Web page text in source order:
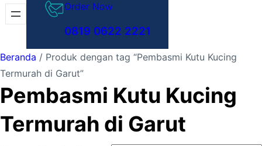
Order Now
0819 0622 2221
Beranda / Produk dengan tag “Pembasmi Kutu Kucing
Termurah di Garut”
Pembasmi Kutu Kucing
Termurah di Garut